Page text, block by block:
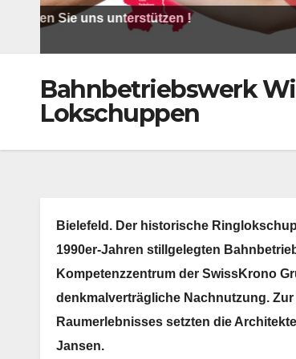
Sie uns unterstützen !
Bahnbetriebswerk
Lokschuppen
Bielefeld. Der historische
1990er-Jahren stillgelegten
Kompetenzzentrum der SwissKrono
denkmalverträgliche Nachnutzung.
Raumerlebnisses setzten die
Jansen.